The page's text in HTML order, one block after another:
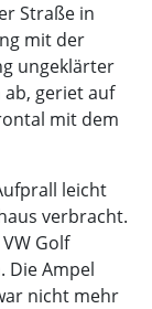
Straße in
mit der
ungeklärter
geriet auf
mit dem
leicht
verbracht.
Golf
Die Ampel
nicht mehr